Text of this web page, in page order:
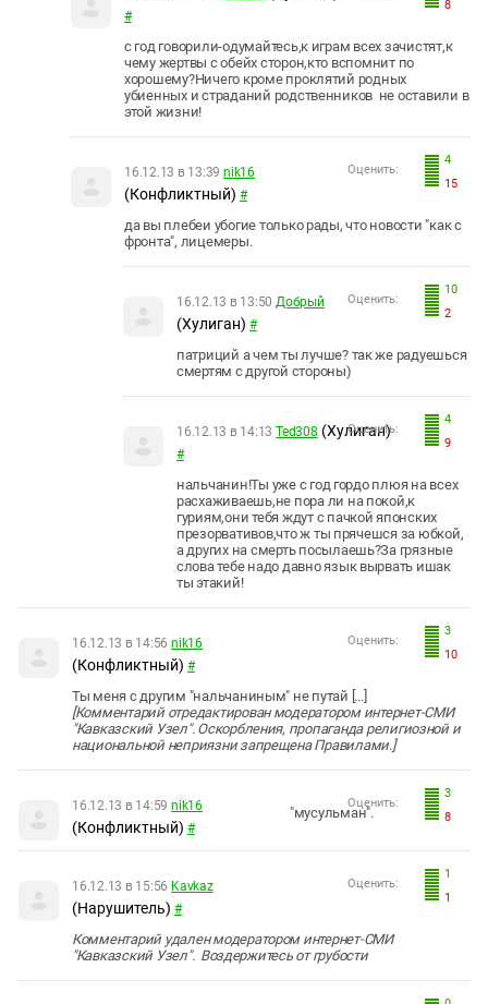
8
#
с год говорили-одумайтесь,к играм всех зачистят,к
чему жертвы с обейх сторон,кто вспомнит по
хорошему?Ничего кроме проклятий родных
убиенных и страданий родственников не оставили в
этой жизни!
4
15
Оценить:
16.12.13 в 13:39 nik16
(Конфликтный) #
да вы плебеи убогие только рады, что новости "как с
фронта", лицемеры.
10
2
Оценить:
16.12.13 в 13:50 Добрый
(Хулиган) #
патриций а чем ты лучше? так же радуешься
смертям с другой стороны)
4
9
Оценить:
16.12.13 в 14:13 Ted308 (Хулиган)
#
нальчанин!Ты уже с год гордо плюя на всех
расхаживаешь,не пора ли на покой,к
гуриям,они тебя ждут с пачкой японских
презорвативов,что ж ты прячешся за юбкой,
а других на смерть посылаешь?За грязные
слова тебе надо давно язык вырвать ишак
ты этакий!
3
10
Оценить:
16.12.13 в 14:56 nik16
(Конфликтный) #
Ты меня с другим "нальчаниным" не путай [...]
[Комментарий отредактирован модератором интернет-СМИ
"Кавказский Узел". Оскорбления, пропаганда религиозной и
национальной неприязни запрещена Правилами.]
3
8
Оценить:
16.12.13 в 14:59 nik16
(Конфликтный) #
"мусульман".
1
1
Оценить:
16.12.13 в 15:56 Kavkaz
(Нарушитель) #
Комментарий удален модератором интернет-СМИ
"Кавказский Узел". Воздержитесь от грубости